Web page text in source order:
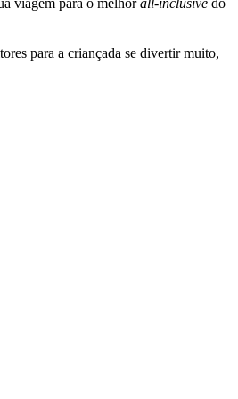
para a criançada se divertir muito,